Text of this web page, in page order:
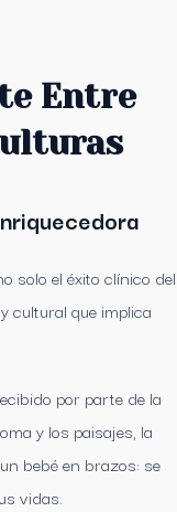
Entre
solo el éxito clínico del
cultural que implica
por parte de la
y los paisajes, la
bebé en brazos: se
vidas.